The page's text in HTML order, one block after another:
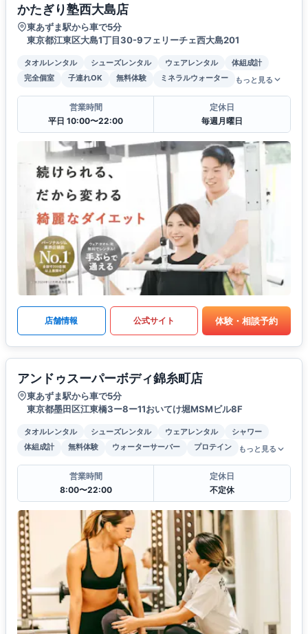
かたぎり塾西大島店
東あずま駅から車で5分
東京都江東区大島1丁目30-9フェリーチェ西大島201
タオルレンタル シューズレンタル ウェアレンタル
体組成計
完全個室
子連れOK 無料体験 ミネラルウォーター もっと見る
営業時間
平日 10:00〜22:00
定休日
毎週月曜日
店舗情報 公式サイト 体験・相談予約
アンドゥスーパーボディ錦糸町店
東あずま駅から車で5分
東京都墨田区江東橋3ー8ー11おいてけ堀MSMビル8F
タオルレンタル シューズレンタル ウェアレンタル
シャワー
体組成計
無料体験 ウォーターサーバー プロテイン もっと見る
営業時間
8:00〜22:00
定休日
不定休